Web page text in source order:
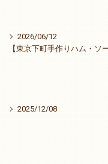
2026/06/12
2025/12/08